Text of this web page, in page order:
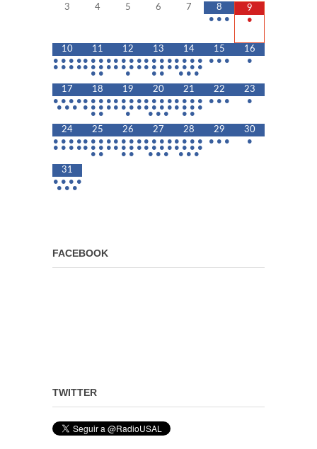
3 4 5 6 7
8
• • •
9
•
10
• • • •
• • • •
11
• • • •
• • • •
• •
12
• • • •
• • • •
•
13
• • • •
• • • •
• •
14
• • • •
• • • •
• • •
15
• • •
16
•
17
• • • •
• • •
18
• • • •
• • • •
• •
19
• • • •
• • • •
•
20
• • • •
• • • •
• • •
21
• • • •
• • • •
• •
22
• • •
23
•
24
• • • •
• • • •
25
• • • •
• • • •
• •
26
• • • •
• • • •
• •
27
• • • •
• • • •
• • •
28
• • • •
• • • •
• • •
29
• • •
30
•
31
• • • •
• • •
FACEBOOK
TWITTER